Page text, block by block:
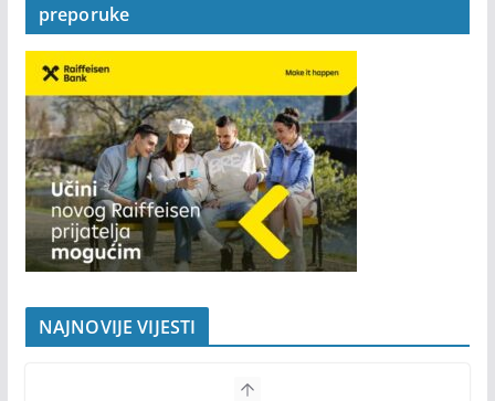
preporuke
NAJNOVIJE VIJESTI